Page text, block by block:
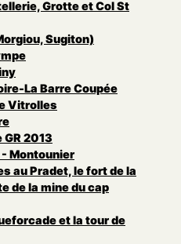
Grotte et Col St
Sugiton)
La Barre Coupée
Vitrolles
GR 2013
Montounier
au Pradet, le fort de la
de la mine du cap
et la tour de